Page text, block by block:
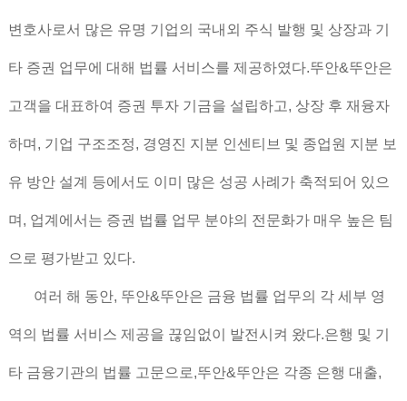
변호사로서 많은 유명 기업의 국내외 주식 발행 및 상장과 기
타 증권 업무에 대해 법률 서비스를 제공하였다.뚜안&뚜안은
고객을 대표하여 증권 투자 기금을 설립하고, 상장 후 재융자
하며, 기업 구조조정, 경영진 지분 인센티브 및 종업원 지분 보
유 방안 설계 등에서도 이미 많은 성공 사례가 축적되어 있으
며, 업계에서는 증권 법률 업무 분야의 전문화가 매우 높은 팀
으로 평가받고 있다.
여러 해 동안, 뚜안&뚜안은 금융 법률 업무의 각 세부 영
역의 법률 서비스 제공을 끊임없이 발전시켜 왔다.은행 및 기
타 금융기관의 법률 고문으로,뚜안&뚜안은 각종 은행 대출,